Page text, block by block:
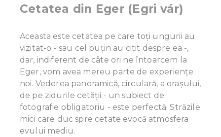
Cetatea din Eger (Egri vár)
Aceasta este cetatea pe care toți ungurii au
vizitat-o - sau cel puțin au citit despre ea -,
dar, indiferent de câte ori ne întoarcem la
Eger, vom avea mereu parte de experiențe
noi. Vederea panoramică, circulară, a orașului,
de pe zidurile cetății - un subiect de
fotografie obligatoriu - este perfectă. Străzile
mici care duc spre cetate evocă atmosfera
evului mediu.